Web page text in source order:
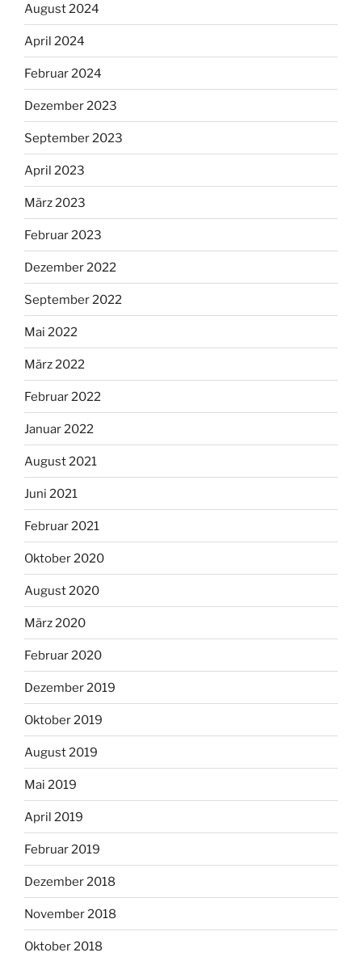
August 2024
April 2024
Februar 2024
Dezember 2023
September 2023
April 2023
März 2023
Februar 2023
Dezember 2022
September 2022
Mai 2022
März 2022
Februar 2022
Januar 2022
August 2021
Juni 2021
Februar 2021
Oktober 2020
August 2020
März 2020
Februar 2020
Dezember 2019
Oktober 2019
August 2019
Mai 2019
April 2019
Februar 2019
Dezember 2018
November 2018
Oktober 2018